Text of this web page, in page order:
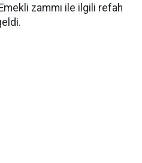
zammı ile ilgili refah